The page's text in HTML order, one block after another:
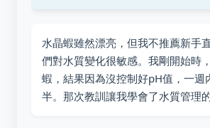
水晶蝦雖然漂亮，但我不推薦新手
們對水質變化很敏感。我剛開始時
蝦，結果因為沒控制好pH值，一週
半。那次教訓讓我學會了水質管理的